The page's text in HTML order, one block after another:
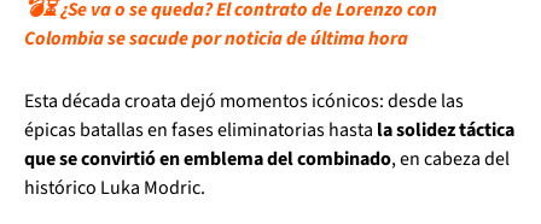
💣⏳ ¿Se va o se queda? El contrato de Lorenzo con
Colombia se sacude por noticia de última hora
Esta década croata dejó momentos icónicos: desde las
épicas batallas en fases eliminatorias hasta la solidez táctica
que se convirtió en emblema del combinado, en cabeza del
histórico Luka Modric.